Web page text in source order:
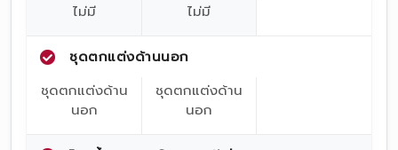
ไม่มี
ไม่มี
ชุดตกแต่งด้านนอก
ชุดตกแต่งด้าน
นอก
ชุดตกแต่งด้าน
นอก